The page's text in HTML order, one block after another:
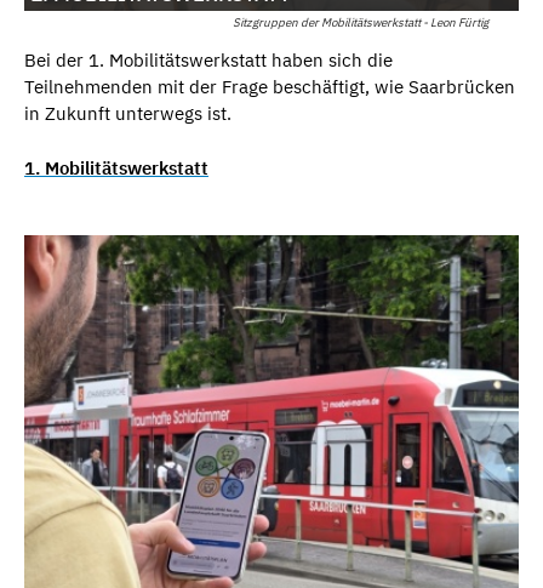
Sitzgruppen der Mobilitätswerkstatt - Leon Fürtig
Bei der 1. Mobilitätswerkstatt haben sich die
Teilnehmenden mit der Frage beschäftigt, wie Saarbrücken
in Zukunft unterwegs ist.
1. Mobilitätswerkstatt